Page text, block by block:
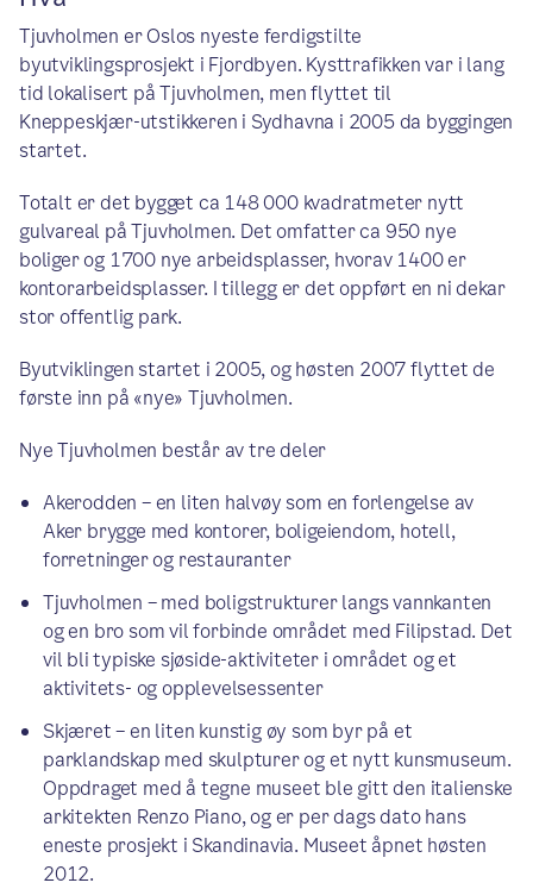
Tjuvholmen er Oslos nyeste ferdigstilte
byutviklingsprosjekt i Fjordbyen. Kysttrafikken var i lang
tid lokalisert på Tjuvholmen, men flyttet til
Kneppeskjær-utstikkeren i Sydhavna i 2005 da byggingen
startet.
Totalt er det bygget ca 148 000 kvadratmeter nytt
gulvareal på Tjuvholmen. Det omfatter ca 950 nye
boliger og 1700 nye arbeidsplasser, hvorav 1400 er
kontorarbeidsplasser. I tillegg er det oppført en ni dekar
stor offentlig park.
Byutviklingen startet i 2005, og høsten 2007 flyttet de
første inn på «nye» Tjuvholmen.
Nye Tjuvholmen består av tre deler
Akerodden – en liten halvøy som en forlengelse av
Aker brygge med kontorer, boligeiendom, hotell,
forretninger og restauranter
Tjuvholmen – med boligstrukturer langs vannkanten
og en bro som vil forbinde området med Filipstad. Det
vil bli typiske sjøside-aktiviteter i området og et
aktivitets- og opplevelsessenter
Skjæret – en liten kunstig øy som byr på et
parklandskap med skulpturer og et nytt kunsmuseum.
Oppdraget med å tegne museet ble gitt den italienske
arkitekten Renzo Piano, og er per dags dato hans
eneste prosjekt i Skandinavia. Museet åpnet høsten
2012.